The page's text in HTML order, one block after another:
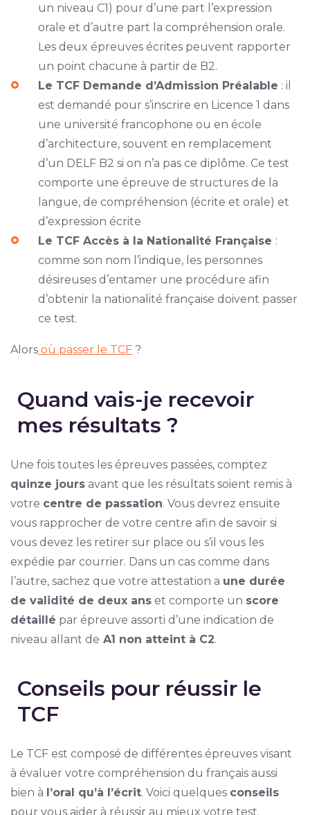
un niveau C1) pour d’une part l’expression
orale et d’autre part la compréhension orale.
Les deux épreuves écrites peuvent rapporter
un point chacune à partir de B2.
Le TCF Demande d’Admission Préalable : il
est demandé pour s’inscrire en Licence 1 dans
une université francophone ou en école
d’architecture, souvent en remplacement
d’un DELF B2 si on n’a pas ce diplôme. Ce test
comporte une épreuve de structures de la
langue, de compréhension (écrite et orale) et
d’expression écrite
Le TCF Accès à la Nationalité Française :
comme son nom l’indique, les personnes
désireuses d’entamer une procédure afin
d’obtenir la nationalité française doivent passer
ce test.
Alors où passer le TCF ?
Quand vais-je recevoir
mes résultats ?
Une fois toutes les épreuves passées, comptez
quinze jours avant que les résultats soient remis à
votre centre de passation. Vous devrez ensuite
vous rapprocher de votre centre afin de savoir si
vous devez les retirer sur place ou s’il vous les
expédie par courrier. Dans un cas comme dans
l’autre, sachez que votre attestation a une durée
de validité de deux ans et comporte un score
détaillé par épreuve assorti d’une indication de
niveau allant de A1 non atteint à C2.
Conseils pour réussir le
TCF
Le TCF est composé de différentes épreuves visant
à évaluer votre compréhension du français aussi
bien à l’oral qu’à l’écrit. Voici quelques conseils
pour vous aider à réussir au mieux votre test.